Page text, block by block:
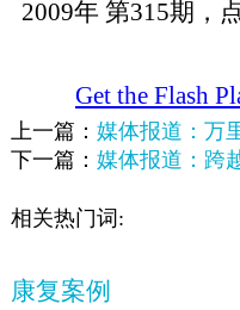
2009年 第315期，
Get the Flash
上一篇： 媒体报道：万
下一篇： 媒体报道：跨
相关热门词:
康复案例